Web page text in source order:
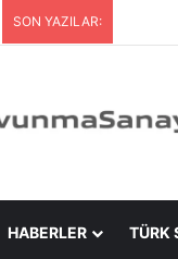
SON YAZILAR:
HABERLER TÜRK